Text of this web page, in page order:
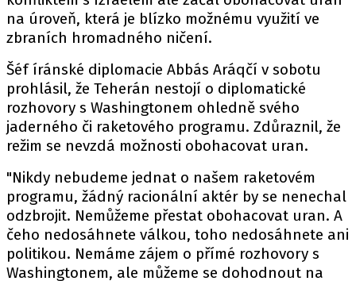
na úroveň, která je blízko možnému využití ve
zbraních hromadného ničení.
Šéf íránské diplomacie Abbás Aráqčí v sobotu
prohlásil, že Teherán nestojí o diplomatické
rozhovory s Washingtonem ohledně svého
jaderného či raketového programu. Zdůraznil, že
režim se nevzdá možnosti obohacovat uran.
"Nikdy nebudeme jednat o našem raketovém
programu, žádný racionální aktér by se nenechal
odzbrojit. Nemůžeme přestat obohacovat uran. A
čeho nedosáhnete válkou, toho nedosáhnete ani
politikou. Nemáme zájem o přímé rozhovory s
Washingtonem, ale můžeme se dohodnout na